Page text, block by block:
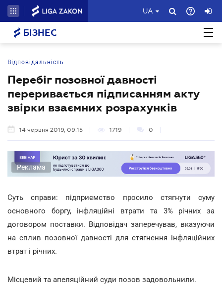
UA
БІЗНЕС
Відповідальність
Перебіг позовної давності
переривається підписанням акту
звірки взаємних розрахунків
14 червня 2019, 09:15 1719 0
Реклама
Суть справи: підприємство просило стягнути суму
основного боргу, інфляційні втрати та 3% річних за
договором поставки. Відповідач заперечував, вказуючи
на сплив позовної давності для стягнення інфляційних
втрат і річних.
Місцевий та апеляційний суди позов задовольнили.